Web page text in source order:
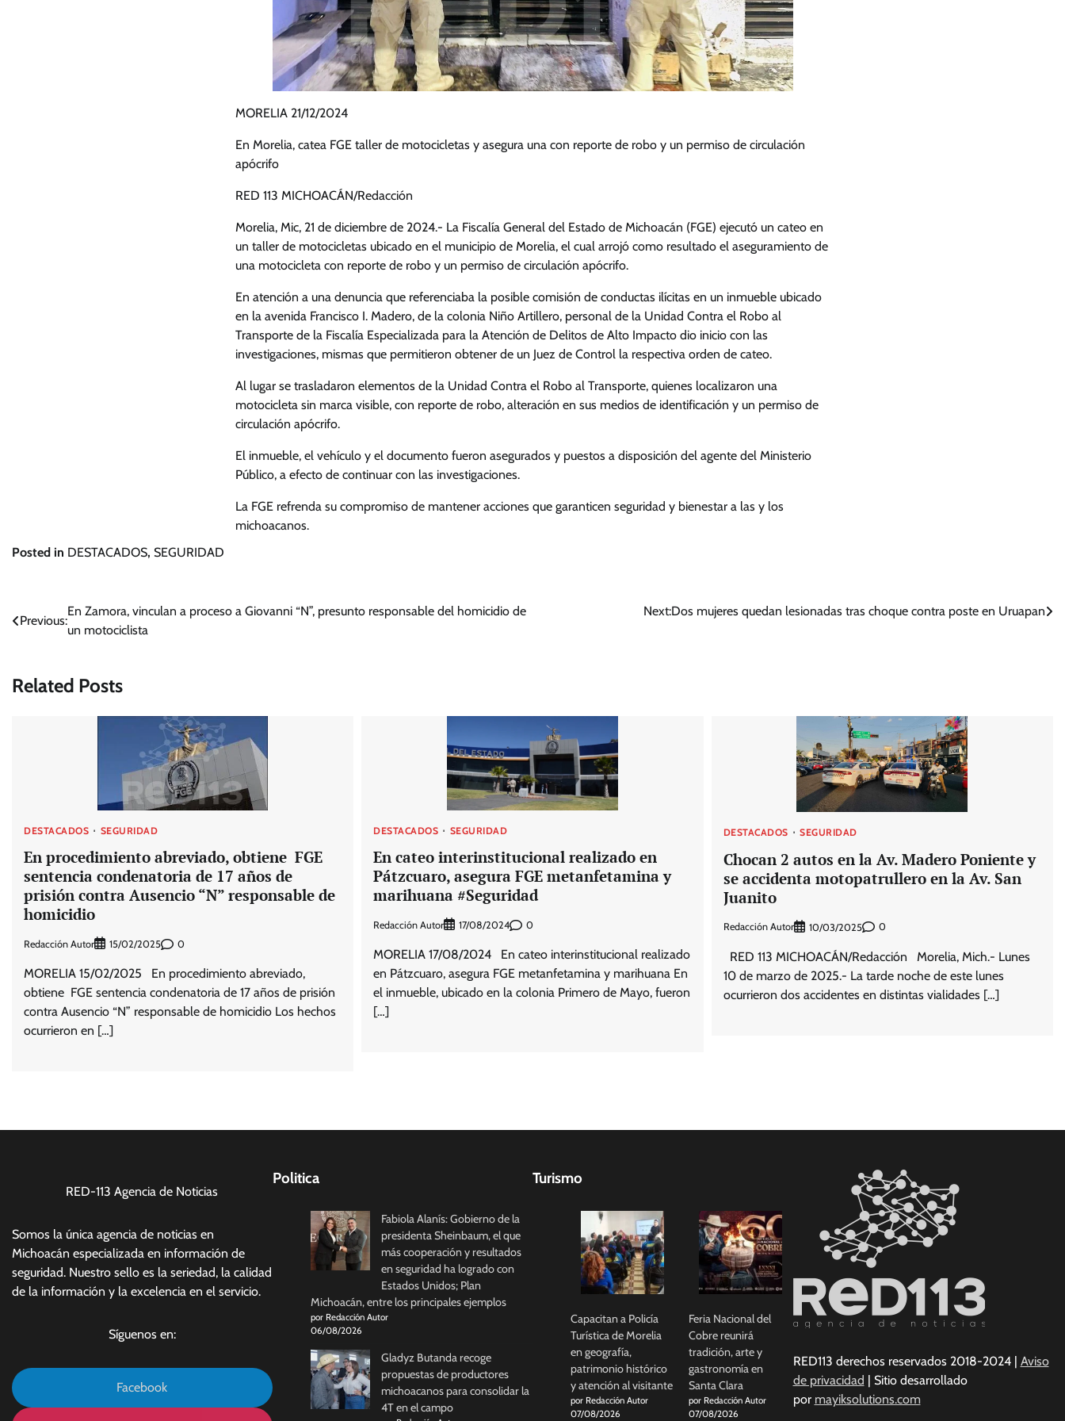
MORELIA 21/12/2024
En Morelia, catea FGE taller de motocicletas y asegura una con reporte de robo y un permiso de circulación
apócrifo
RED 113 MICHOACÁN/Redacción
Morelia, Mic, 21 de diciembre de 2024.- La Fiscalía General del Estado de Michoacán (FGE) ejecutó un cateo en
un taller de motocicletas ubicado en el municipio de Morelia, el cual arrojó como resultado el aseguramiento de
una motocicleta con reporte de robo y un permiso de circulación apócrifo.
En atención a una denuncia que referenciaba la posible comisión de conductas ilícitas en un inmueble ubicado
en la avenida Francisco I. Madero, de la colonia Niño Artillero, personal de la Unidad Contra el Robo al
Transporte de la Fiscalía Especializada para la Atención de Delitos de Alto Impacto dio inicio con las
investigaciones, mismas que permitieron obtener de un Juez de Control la respectiva orden de cateo.
Al lugar se trasladaron elementos de la Unidad Contra el Robo al Transporte, quienes localizaron una
motocicleta sin marca visible, con reporte de robo, alteración en sus medios de identificación y un permiso de
circulación apócrifo.
El inmueble, el vehículo y el documento fueron asegurados y puestos a disposición del agente del Ministerio
Público, a efecto de continuar con las investigaciones.
La FGE refrenda su compromiso de mantener acciones que garanticen seguridad y bienestar a las y los
michoacanos.
Posted in DESTACADOS, SEGURIDAD
Navegación
entradas
Previous:
En Zamora, vinculan a proceso a Giovanni “N”, presunto responsable del homicidio de
un motociclista
Next:Dos mujeres quedan lesionadas tras choque contra poste en Uruapan
Related Posts
DESTACADOS SEGURIDAD
En procedimiento abreviado, obtiene FGE
sentencia condenatoria de 17 años de
prisión contra Ausencio “N” responsable de
homicidio
Redacción Autor 15/02/2025 0
MORELIA 15/02/2025 En procedimiento abreviado,
obtiene FGE sentencia condenatoria de 17 años de prisión
contra Ausencio “N” responsable de homicidio Los hechos
ocurrieron en […]
DESTACADOS SEGURIDAD
En cateo interinstitucional realizado en
Pátzcuaro, asegura FGE metanfetamina y
marihuana #Seguridad
Redacción Autor 17/08/2024 0
MORELIA 17/08/2024 En cateo interinstitucional realizado
en Pátzcuaro, asegura FGE metanfetamina y marihuana En
el inmueble, ubicado en la colonia Primero de Mayo, fueron
[…]
DESTACADOS SEGURIDAD
Chocan 2 autos en la Av. Madero Poniente y
se accidenta motopatrullero en la Av. San
Juanito
Redacción Autor 10/03/2025 0
RED 113 MICHOACÁN/Redacción Morelia, Mich.- Lunes
10 de marzo de 2025.- La tarde noche de este lunes
ocurrieron dos accidentes en distintas vialidades […]
RED-113 Agencia de Noticias
Somos la única agencia de noticias en
Michoacán especializada en información de
seguridad. Nuestro sello es la seriedad, la calidad
de la información y la excelencia en el servicio.
Síguenos en:
Facebook
Politica
Fabiola Alanís: Gobierno de la
presidenta Sheinbaum, el que
más cooperación y resultados
en seguridad ha logrado con
Estados Unidos; Plan
Michoacán, entre los principales ejemplos
por Redacción Autor
06/08/2026
Gladyz Butanda recoge
propuestas de productores
michoacanos para consolidar la
4T en el campo
Turismo
Capacitan a Policía
Turística de Morelia
en geografía,
patrimonio histórico
y atención al visitante
por Redacción Autor
07/08/2026
Feria Nacional del
Cobre reunirá
tradición, arte y
gastronomía en
Santa Clara
por Redacción Autor
07/08/2026
RED113 derechos reservados 2018-2024 | Aviso
de privacidad | Sitio desarrollado
por mayiksolutions.com